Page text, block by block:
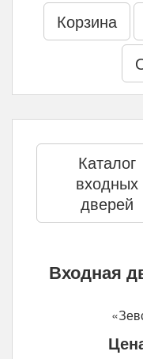
Корзина
Каталог
входных
дверей
Входная